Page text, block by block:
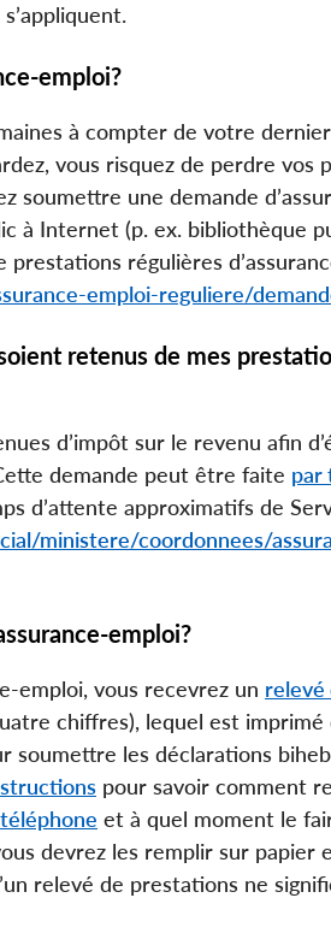
emploi?
à compter de votre
vous risquez de perdre vos
soumettre une demande
à Internet (p. ex. bibliothèque
régulières
emploi-reguliere/
retenus de mes
d’impôt sur le revenu afin
demande peut être faite par
d’attente approximatifs de
ministere/coordonnees/
emploi?
emploi, vous recevrez un relevé
chiffres), lequel est imprimé
soumettre les déclarations
pour savoir comment
téléphone et à quel moment le
devrez les remplir sur papier
relevé de prestations ne